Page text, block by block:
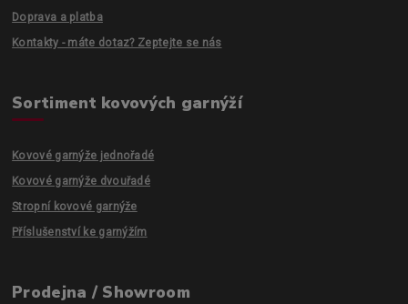
Doprava a platba
Kontakty - máte dotaz? Zeptejte se nás
Sortiment kovových garnýží
Kovové garnýže jednořadé
Kovové garnýže dvouřadé
Stropní kovové garnýže
Příslušenství ke garnýžím
Prodejna / Showroom